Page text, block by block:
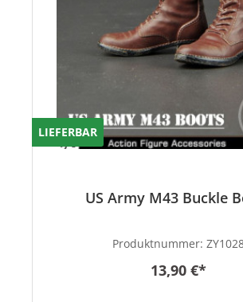
LIEFERBAR
US Army M43 Buckle
Produktnummer:
13,90 €*